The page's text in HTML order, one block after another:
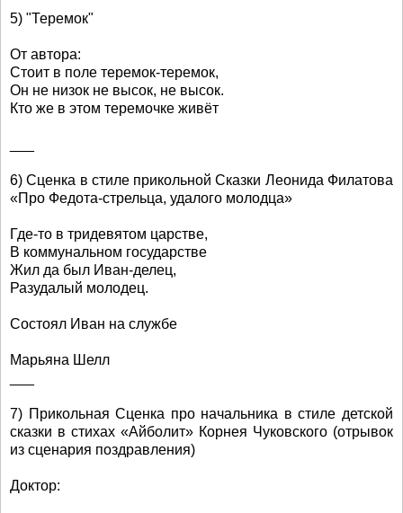
5) "Теремок"
От автора:
Стоит в поле теремок-теремок,
Он не низок не высок, не высок.
Кто же в этом теремочке живёт
6) Сценка в стиле прикольной Сказки Леонида Филатова
«Про Федота-стрельца, удалого молодца»
Где-то в тридевятом царстве,
В коммунальном государстве
Жил да был Иван-делец,
Разудалый молодец.
Состоял Иван на службе
Марьяна Шелл
7) Прикольная Сценка про начальника в стиле детской
сказки в стихах «Айболит» Корнея Чуковского (отрывок
из сценария поздравления)
Доктор: